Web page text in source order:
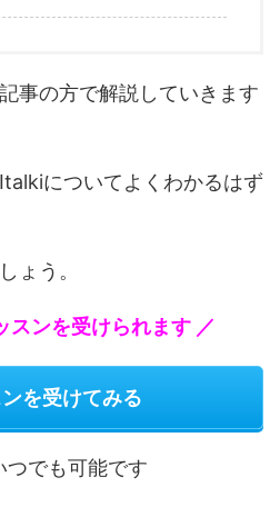
事の方で解説していきます
についてよくわかるはず
ょう。
スンを受けられます ／
を受けてみる
つでも可能です